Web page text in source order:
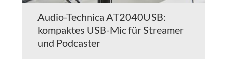
Audio-Technica AT2040USB:
kompaktes USB-Mic für Streamer
und Podcaster